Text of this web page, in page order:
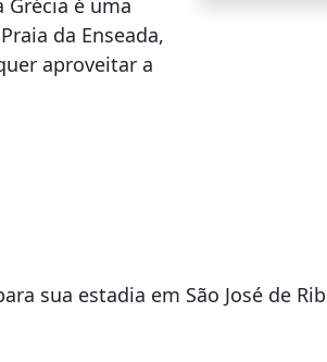
Grécia é uma
da Enseada,
aproveitar a
sua estadia em São José de